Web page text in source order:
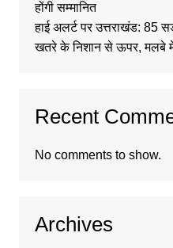
होंगी सम्मानित
हाई अलर्ट पर उत्तराखंड: 85
खतरे के निशान से ऊपर, मलबे में
Recent
No comments to show.
Archives